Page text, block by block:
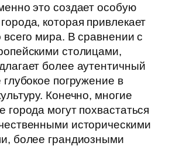
это создает особую
которая привлекает
всего мира. В сравнении с
столицами,
более аутентичный
погружение в
Конечно, многие
города могут похвастаться
историческими
более грандиозными